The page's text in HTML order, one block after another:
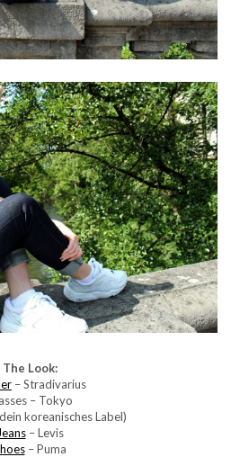
The Look:
– Stradivarius
– Tokyo
koreanisches Label)
Jeans– Levis
– Puma